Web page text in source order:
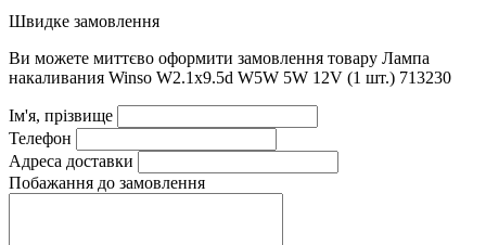
Швидке замовлення
Ви можете миттєво оформити замовлення товару Лампа
накаливания Winso W2.1x9.5d W5W 5W 12V (1 шт.) 713230
Ім'я, прізвище
Телефон
Адреса доставки
Побажання до замовлення